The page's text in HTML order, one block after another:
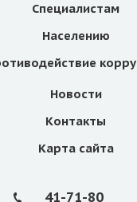
Специалистам
Населению
Новости
Контакты
Карта сайта
41-71-80